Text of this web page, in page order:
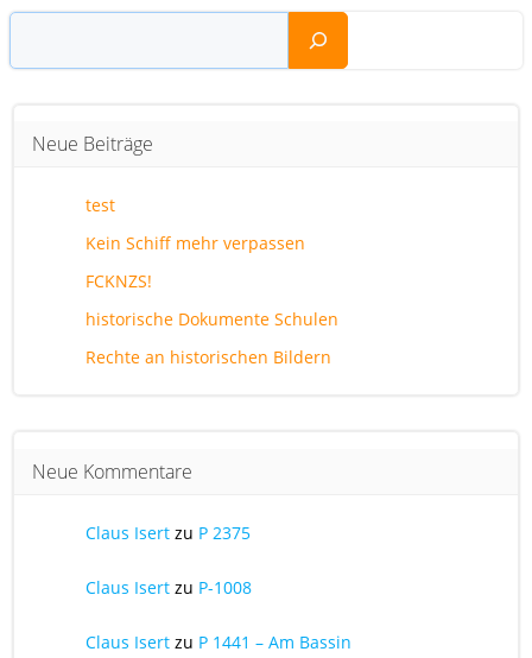
Suchen
Neue Beiträge
test
Kein Schiff mehr verpassen
FCKNZS!
historische Dokumente Schulen
Rechte an historischen Bildern
Neue Kommentare
Claus Isert zu P 2375
Claus Isert zu P-1008
Claus Isert zu P 1441 – Am Bassin